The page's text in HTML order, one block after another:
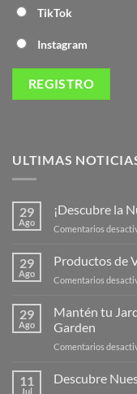
TikTok
Instagram
ULTIMAS
29
Ago
¡Descubre la
Comentarios
29
Ago
Productos de
Comentarios
29
Ago
Mantén tu
Garden
Comentarios
11
Jul
Descubre